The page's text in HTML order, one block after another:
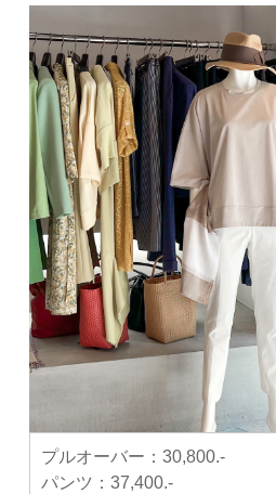
プルオーバー： 30,800.-
パンツ： 37,400.-